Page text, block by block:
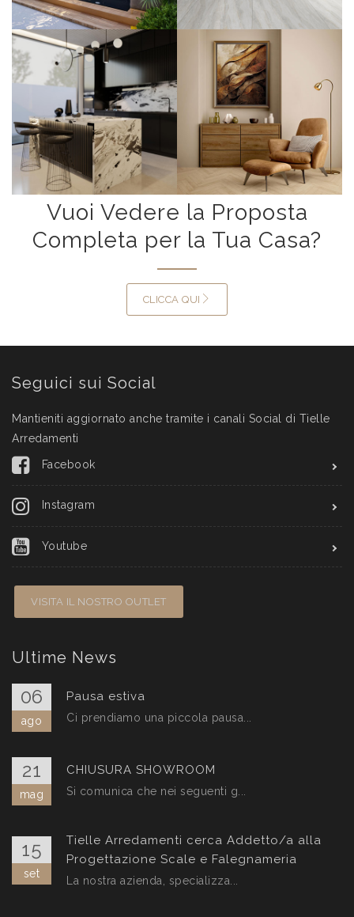
Vuoi Vedere la Proposta
Completa per la Tua Casa?
CLICCA QUI
Seguici sui Social
Mantieniti aggiornato anche tramite i canali Social di Tielle
Arredamenti
Facebook
Instagram
Youtube
VISITA IL NOSTRO OUTLET
Ultime News
06
ago
Pausa estiva
Ci prendiamo una piccola pausa...
21
mag
CHIUSURA SHOWROOM
Si comunica che nei seguenti g...
15
set
Tielle Arredamenti cerca Addetto/a alla
Progettazione Scale e Falegnameria
La nostra azienda, specializza...